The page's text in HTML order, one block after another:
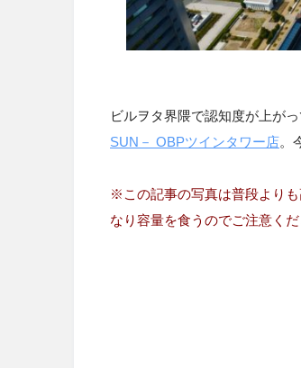
ビルヲタ界隈で認知度が上がっ
SUN－ OBPツインタワー店。
※この記事の写真は普段より
なり容量を食うのでご注意く